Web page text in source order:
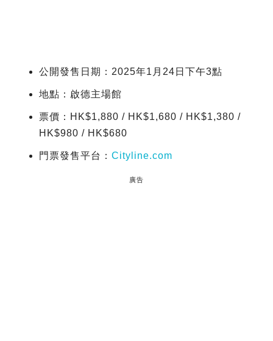
公開發售日期：2025年1月24日下午3點
地點：啟德主場館
票價：HK$1,880 / HK$1,680 / HK$1,380 /
HK$980 / HK$680
門票發售平台： Cityline.com
廣告